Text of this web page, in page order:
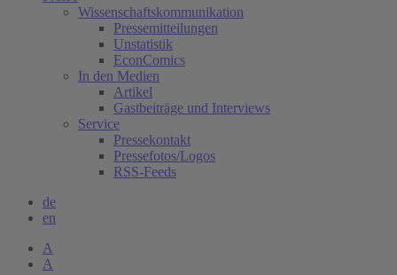
Wissenschaftskommunikation
Pressemitteilungen
Unstatistik
EconComics
In den Medien
Artikel
Gastbeiträge und Interviews
Service
Pressekontakt
Pressefotos/Logos
RSS-Feeds
de
en
A
A